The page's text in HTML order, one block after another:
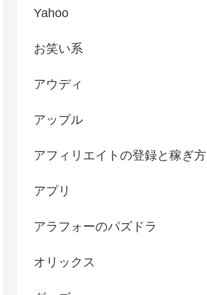
Yahoo
お笑い系
アウディ
アップル
アフィリエイトの登録と稼ぎ方
アプリ
アラフォーのパズドラ
オリックス